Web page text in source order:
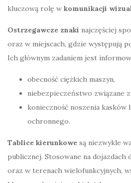
kluczową rolę w komunikacji
Ostrzegawcze znaki najczęściej
oraz w miejscach, gdzie występują
Ich głównym zadaniem jest
obecność ciężkich maszyn,
niebezpieczeństwo związane z
konieczność noszenia kasków
ochronnego.
Tablice kierunkowe są niezwykle
publicznej. Stosowane na
oraz w terenach wielofunkcyjnych,